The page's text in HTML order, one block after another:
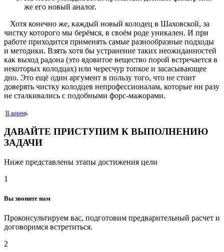
же его новый аналог.
Хотя конечно же, каждый новый колодец в Шаховской, за
чистку которого мы берёмся, в своём роде уникален. И при
работе приходится применять самые разнообразные подходы
и методики. Взять хотя бы устранение таких неожиданностей
как выход радона (это ядовитое вещество порой встречается в
некоторых колодцах) или чересчур топкое и засасывающее
дно. Это ещё один аргумент в пользу того, что не стоит
доверять чистку колодцев непрофессионалам, которые ни разу
не сталкивались с подобными форс-мажорами.
В корень
ДАВАЙТЕ ПРИСТУПИМ К ВЫПОЛНЕНИЮ
ЗАДАЧИ
Ниже представлены этапы достижения цели
1
Вы звоните нам
Проконсультируем вас, подготовим предварительный расчет и
договоримся встретиться.
2